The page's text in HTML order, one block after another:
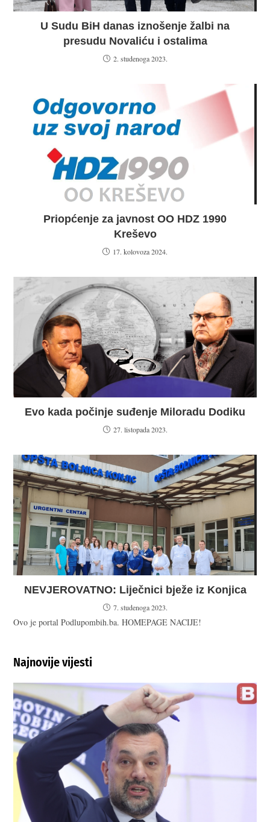
U Sudu BiH danas iznošenje žalbi na
presudu Novaliću i ostalima
2. studenoga 2023.
Priopćenje za javnost OO HDZ 1990
Kreševo
17. kolovoza 2024.
Evo kada počinje suđenje Miloradu Dodiku
27. listopada 2023.
NEVJEROVATNO: Liječnici bježe iz Konjica
7. studenoga 2023.
Ovo je portal Podlupombih.ba. HOMEPAGE NACIJE!
Najnovije vijesti